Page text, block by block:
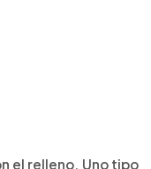
el relleno. Uno tipo